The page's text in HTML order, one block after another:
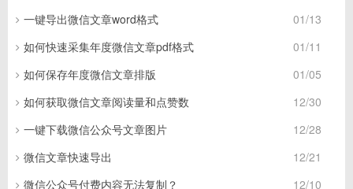
01/13
一键导出微信文章word格式
01/11
如何快速采集年度微信文章pdf格式
01/05
如何保存年度微信文章排版
12/30
如何获取微信文章阅读量和点赞数
12/28
一键下载微信公众号文章图片
12/21
微信文章快速导出
12/10
微信公众号付费内容无法复制？